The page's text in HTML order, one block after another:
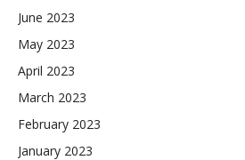
June 2023
May 2023
April 2023
March 2023
February 2023
January 2023